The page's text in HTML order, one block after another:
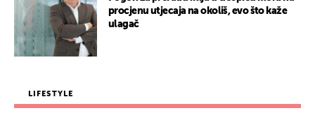
procjenu utjecaja na okoliš, evo što kaže
ulagač
LIFESTYLE